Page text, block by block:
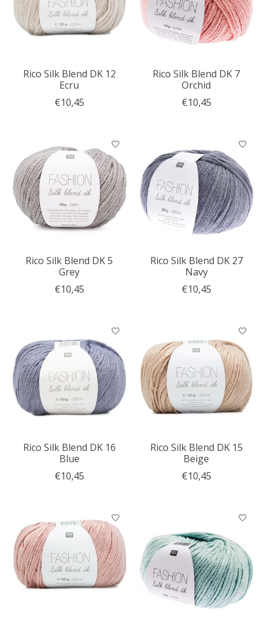
Rico Silk Blend DK 12
Ecru
€10,45
Rico Silk Blend DK 7
Orchid
€10,45
Rico Silk Blend DK 5
Grey
€10,45
Rico Silk Blend DK 27
Navy
€10,45
Rico Silk Blend DK 16
Blue
€10,45
Rico Silk Blend DK 15
Beige
€10,45